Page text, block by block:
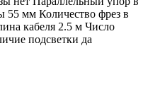
55 мм Количество фрез в
кабеля 2.5 м Число
подсветки да